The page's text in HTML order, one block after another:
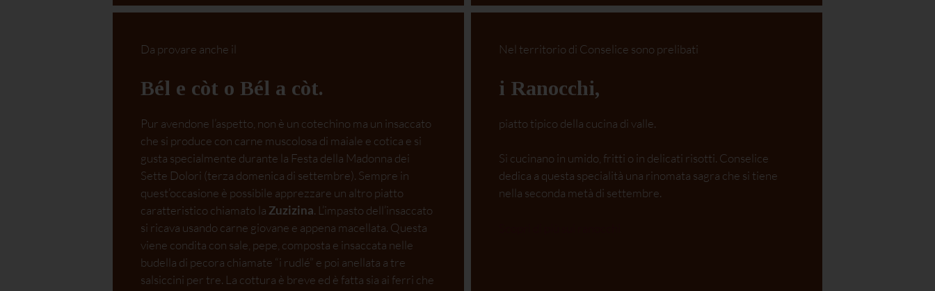
Da provare anche il
Bél e còt o Bél a còt.
Pur avendone l’aspetto, non è un cotechino ma un insaccato
che si produce con carne muscolosa di maiale e cotica e si
gusta specialmente durante la Festa della Madonna dei
Sette Dolori (terza domenica di settembre). Sempre in
quest’occasione è possibile apprezzare un altro piatto
caratteristico chiamato la Zuzizina. L’impasto dell’insaccato
si ricava usando carne giovane e appena macellata. Questa
viene condita con sale, pepe, composta e insaccata nelle
budella di pecora chiamate “i rudlé” e poi anellata a tre
salsiccini per tre. La cottura è breve ed è fatta sia ai ferri che
Nel territorio di Conselice sono prelibati
i Ranocchi,
piatto tipico della cucina di valle.
Si cucinano in umido, fritti o in delicati risotti. Conselice
dedica a questa specialità una rinomata sagra che si tiene
nella seconda metà di settembre.